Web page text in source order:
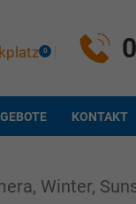
0
KONTAKT
Winter,